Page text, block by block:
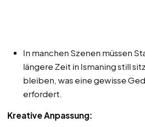
In manchen Szenen müssen
längere Zeit in Ismaning still
bleiben, was eine gewisse
erfordert.
Kreative Anpassung: